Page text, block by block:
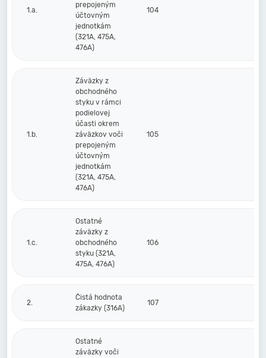
1.a.
prepojeným
účtovným
jednotkám
(321A, 475A,
476A)
104
1.b.
Záväzky z
obchodného
styku v rámci
podielovej
účasti okrem
záväzkov voči
prepojeným
účtovným
jednotkám
(321A, 475A,
476A)
105
1.c.
Ostatné
záväzky z
obchodného
styku (321A,
475A, 476A)
106
2.
Čistá hodnota
zákazky (316A)
107
Ostatné
záväzky voči